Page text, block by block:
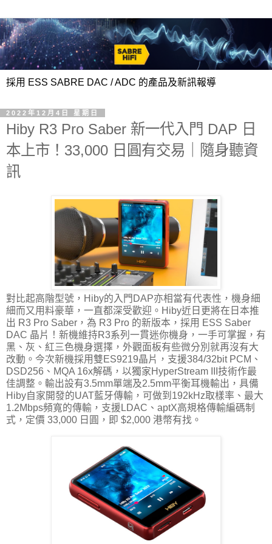
採用 ESS SABRE DAC / ADC 的產品及新訊報導
2022年12月4日 星期日
Hiby R3 Pro Saber 新一代入門 DAP 日
本上市！33,000 日圓有交易｜隨身聽資
訊
對比起高階型號，Hiby的入門DAP亦相當有代表性，機身細
細而又用料豪華，一直都深受歡迎。Hiby近日更將在日本推
出 R3 Pro Saber，為 R3 Pro 的新版本，採用 ESS Saber
DAC 晶片！新機維持R3系列一貫迷你機身，一手可掌握，有
黑、灰、紅三色機身選擇，外觀面板有些微分別就再沒有大
改動。今次新機採用雙ES9219晶片，支援384/32bit PCM、
DSD256、MQA 16x解碼，以獨家HyperStream III技術作最
佳調整。輸出設有3.5mm單端及2.5mm平衡耳機輸出，具備
Hiby自家開發的UAT藍牙傳輸，可做到192kHz取樣率、最大
1.2Mbps頻寬的傳輸，支援LDAC、aptX高規格傳輸編碼制
式，定價 33,000 日圓，即 $2,000 港幣有找。